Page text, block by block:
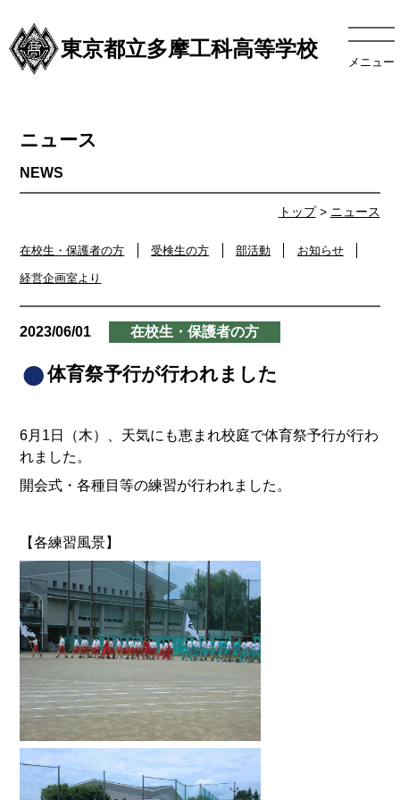
東京都立多摩工科高等学校
メニュー
トップ> ニュース
ニュース
在校生・保護者の方 受検生の方 部活動 お知らせ
経営企画室より
2023/06/01 在校生・保護者の方
体育祭予行が行われました
6月1日（木）、天気にも恵まれ校庭で体育祭予行が行わ
れました。
開会式・各種目等の練習が行われました。
【各練習風景】